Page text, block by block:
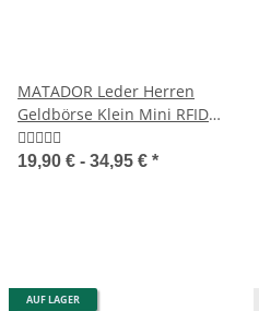
MATADOR Leder Herren
Geldbörse Klein Mini RFID
TüV Handgemacht
19,90 € - 34,95 € *
AUF LAGER